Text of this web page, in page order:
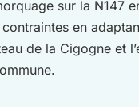
sur la N147
contraintes en
de la Cigogne et